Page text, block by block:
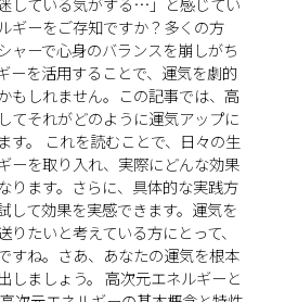
ギーをご存知ですか？多くの方
ャーで心身のバランスを崩しがち
ーを活用することで、運気を劇的
もしれません。この記事では、高
てそれがどのように運気アップに
す。 これを読むことで、日々の生
ーを取り入れ、実際にどんな効果
ります。さらに、具体的な実践方
して効果を実感できます。運気を
たいと考えている方にとって、
すね。さあ、あなたの運気を根本
しましょう。 高次元エネルギーと